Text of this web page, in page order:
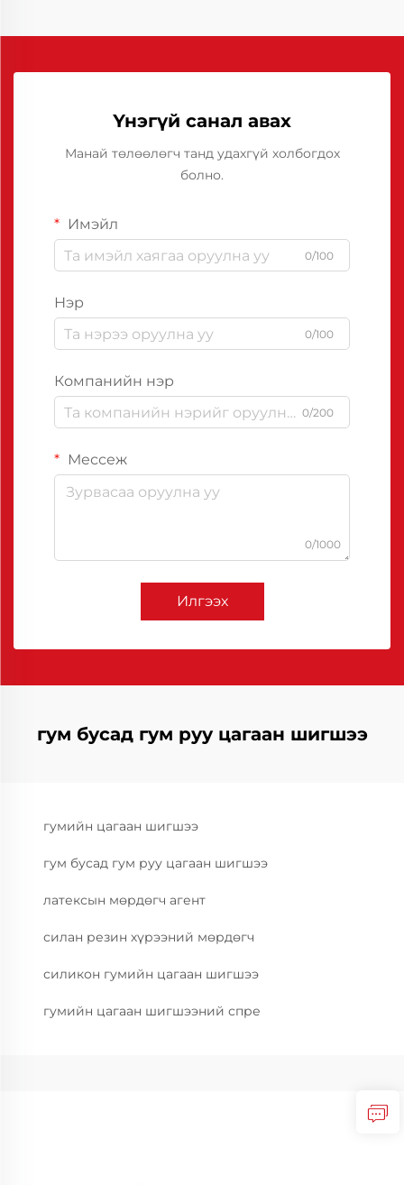
Үнэгүй санал авах
Манай төлөөлөгч танд удахгүй холбогдох
болно.
Имэйл
0/100
Нэр
0/100
Компанийн нэр
0/200
Мессеж
0/1000
Илгээх
гум бусад гум руу цагаан шигшээ
гумийн цагаан шигшээ
гум бусад гум руу цагаан шигшээ
латексын мөрдөгч агент
силан резин хүрээний мөрдөгч
силикон гумийн цагаан шигшээ
гумийн цагаан шигшээний спре